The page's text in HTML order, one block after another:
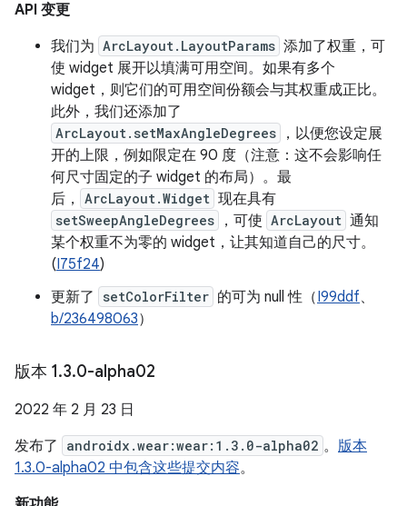
API 变更
我们为 ArcLayout.LayoutParams 添加了权重，可
使 widget 展开以填满可用空间。如果有多个
widget，则它们的可用空间份额会与其权重成正比。
此外，我们还添加了
ArcLayout.setMaxAngleDegrees
，以便您设定展
开的上限，例如限定在 90 度（注意：这不会影响任
何尺寸固定的子 widget 的布局）。最
后，
ArcLayout.Widget 现在具有
setSweepAngleDegrees ，可使 ArcLayout 通知
某个权重不为零的 widget，让其知道自己的尺寸。
(I75f24)
更新了
setColorFilter 的可为 null 性（I99ddf、
b/236498063）
版本 1.3.0-alpha02
2022 年 2 月 23 日
发布了
androidx.wear:wear:1.3.0-alpha02 。 版本
1.3.0-alpha02 中包含这些提交内容。